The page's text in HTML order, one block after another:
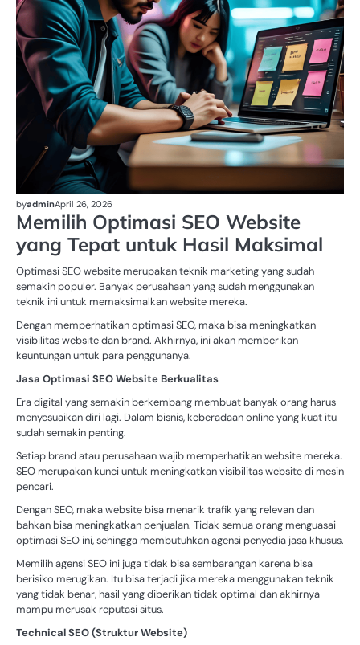
byadminApril 26, 2026
Memilih Optimasi SEO Website
yang Tepat untuk Hasil Maksimal
Optimasi SEO website merupakan teknik marketing yang sudah
semakin populer. Banyak perusahaan yang sudah menggunakan
teknik ini untuk memaksimalkan website mereka.
Dengan memperhatikan optimasi SEO, maka bisa meningkatkan
visibilitas website dan brand. Akhirnya, ini akan memberikan
keuntungan untuk para penggunanya.
Jasa Optimasi SEO Website Berkualitas
Era digital yang semakin berkembang membuat banyak orang harus
menyesuaikan diri lagi. Dalam bisnis, keberadaan online yang kuat itu
sudah semakin penting.
Setiap brand atau perusahaan wajib memperhatikan website mereka.
SEO merupakan kunci untuk meningkatkan visibilitas website di mesin
pencari.
Dengan SEO, maka website bisa menarik trafik yang relevan dan
bahkan bisa meningkatkan penjualan. Tidak semua orang menguasai
optimasi SEO ini, sehingga membutuhkan agensi penyedia jasa khusus.
Memilih agensi SEO ini juga tidak bisa sembarangan karena bisa
berisiko merugikan. Itu bisa terjadi jika mereka menggunakan teknik
yang tidak benar, hasil yang diberikan tidak optimal dan akhirnya
mampu merusak reputasi situs.
Technical SEO (Struktur Website)